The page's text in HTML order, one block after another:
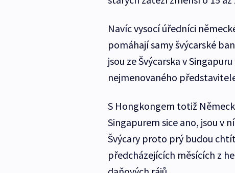
Navíc vysocí úředníci
pomáhají samy švýcarské
jsou ze Švýcarska v
nejmenovaného
S Hongkongem totiž
Singapurem sice ano, jsou v
Švýcary proto prý budou
předcházejících měsících z